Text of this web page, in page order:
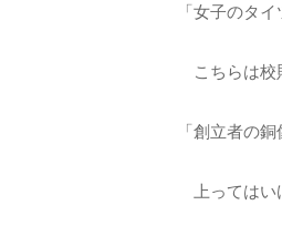
「女子のタ
こちらは校
「創立者の
上ってはい